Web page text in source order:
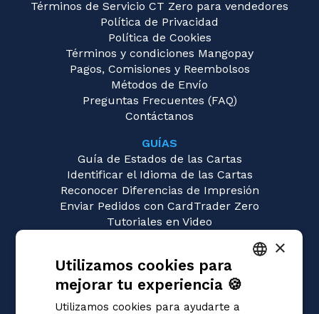
Términos de Servicio CT Zero para vendedores
Política de Privacidad
Política de Cookies
Términos y condiciones Mangopay
Pagos, Comisiones y Reembolsos
Métodos de Envío
Preguntas Frecuentes (FAQ)
Contáctanos
GUÍAS
Guía de Estados de las Cartas
Identificar el Idioma de las Cartas
Reconocer Diferencias de Impresión
Enviar Pedidos con CardTrader Zero
Tutoriales en Video
Sorcery: Contested Realm
Magic: the Gathering
Pokémon
ITALIAN
×
Utilizamos cookies para
mejorar tu experiencia 🍪
Utilizamos cookies para ayudarte a